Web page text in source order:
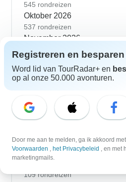
545 rondreizen
Oktober 2026
537 rondreizen
November 2026
269 rondreizen
Vind de beste rondreizen en
Italië in Winter. Kies uit 215
December 2026
zeer geliefd
149 rondreizen
Januari 2027
109 rondreizen
Registreren en besparen
Word lid van TourRadar+ en
op al onze 50.000 avonturen.
Door me aan te melden, ga ik akkoord
Voorwaarden , het Privacybeleid , en met
marketingmails.